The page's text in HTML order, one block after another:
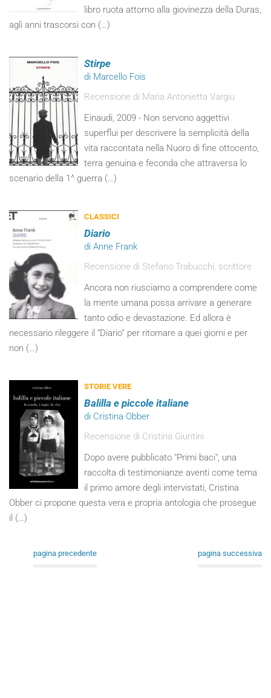
libro ruota attorno alla giovinezza della Duras,
agli anni trascorsi con (…)
Stirpe
di Marcello Fois
Recensione di Maria Antonietta Vargiu
Einaudi, 2009 - Non servono aggettivi
superflui per descrivere la semplicità della
vita raccontata nella Nuoro di fine ottocento,
terra genuina e feconda che attraversa lo
scenario della 1^ guerra (…)
CLASSICI
Diario
di Anne Frank
Recensione di Stefano Trabucchi, scrittore
Ancora non riusciamo a comprendere come
la mente umana possa arrivare a generare
tanto odio e devastazione. Ed allora è
necessario rileggere il “Diario” per ritornare a quei giorni e per
non (…)
STORIE VERE
Balilla e piccole italiane
di Cristina Obber
Recensione di Cristina Giuntini
Dopo avere pubblicato "Primi baci", una
raccolta di testimonianze aventi come tema
il primo amore degli intervistati, Cristina
Obber ci propone questa vera e propria antologia che prosegue
il (…)
pagina precedente pagina successiva